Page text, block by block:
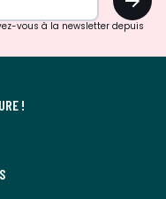
vous à la newsletter depuis
!